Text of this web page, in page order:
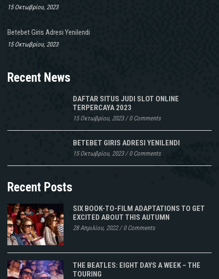
15 Οκτωβρίου, 2023
Betebet Giris Adresi Yenilendi
15 Οκτωβρίου, 2023
Recent News
DAFTAR SITUS JUDI SLOT ONLINE
TERPERCAYA 2023
15 Οκτωβρίου, 2023/0 Comments
BETEBET GIRIS ADRESI YENILENDI
15 Οκτωβρίου, 2023/0 Comments
Recent Posts
SIX BOOK-TO-FILM ADAPTATIONS TO GET
EXCITED ABOUT THIS AUTUMN
28 Απριλίου, 2022/0 Comments
THE BEATLES: EIGHT DAYS A WEEK – THE
TOURING